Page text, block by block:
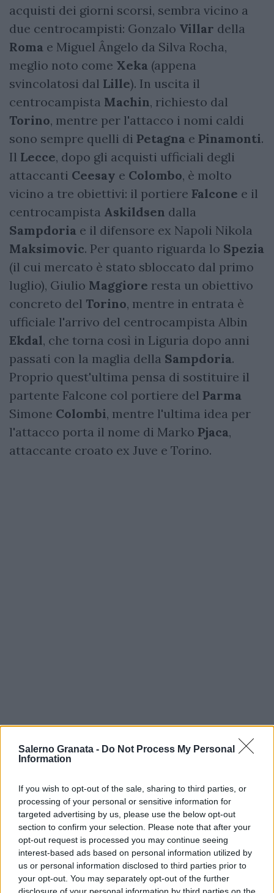
Salerno Granata - Do Not Process My Personal
Information
If you wish to opt-out of the sale, sharing to third parties, or
processing of your personal or sensitive information for
targeted advertising by us, please use the below opt-out
section to confirm your selection. Please note that after your
opt-out request is processed you may continue seeing
interest-based ads based on personal information utilized by
us or personal information disclosed to third parties prior to
your opt-out. You may separately opt-out of the further
disclosure of your personal information by third parties on the
acquisti dei giorni scorsi, sembra vicino a
due centrocampisti: Gonzalo Villar della
Roma e Miguel Ângelo da Silva Rocha,
meglio noto come Xeka (appena
svincolatosi dal Lille). In uscita il
centrocampista Machin, richiesto dal
Torino, mentre per l'attacco i nomi caldi
sono sempre quelli di Petagna e Pinamonti.
Il Lecce, dopo gli acquisti ufficiali degli
attaccanti Ceesay e Colombo, è molto
vicino a tre obiettivi: il portiere Falcone e il
centrocampista Askildsen dalla
Sampdoria e il difensore ex Napoli Nikola
Maksimovic. Per quanto riguarda lo Spezia
(il cui mercato è stato sbloccato dal primo
luglio), Giulio Maggiore resta un obiettivo
concreto del Torino, mentre in entrata è
ufficiale l'arrivo del centrocampista Albin
Ekdal, che torna così in Liguria dopo anni
passati con la maglia della Sampdoria.
Proprio quest'ultima pensa di sostituire il
partente Falcone col portiere del Parma
Simone Colombi, mentre l'ultima idea per
l'attacco porta il nome di Marko Pjaca,
attaccante croato ex Juve e Torino.